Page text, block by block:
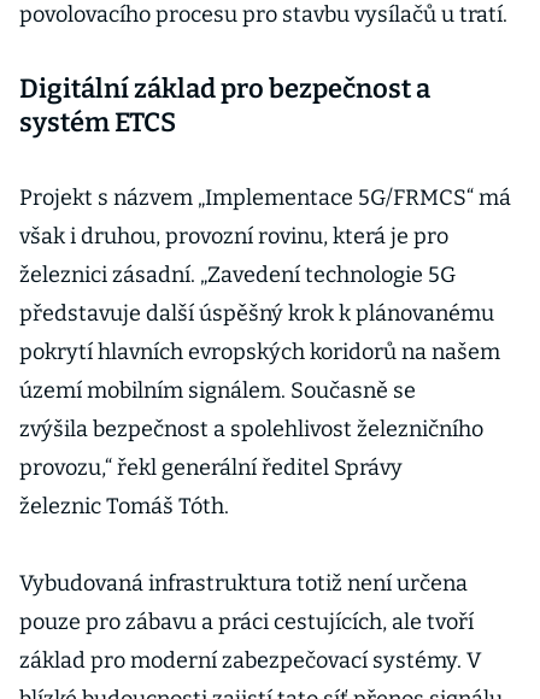
povolovacího procesu pro stavbu vysílačů u tratí.
Digitální základ pro bezpečnost a
systém ETCS
Projekt s názvem „Implementace 5G/FRMCS“ má
však i druhou, provozní rovinu, která je pro
železnici zásadní. „Zavedení technologie 5G
představuje další úspěšný krok k plánovanému
pokrytí hlavních evropských koridorů na našem
území mobilním signálem. Současně se
zvýšila bezpečnost a spolehlivost železničního
provozu,“ řekl generální ředitel Správy
železnic Tomáš Tóth.
Vybudovaná infrastruktura totiž není určena
pouze pro zábavu a práci cestujících, ale tvoří
základ pro moderní zabezpečovací systémy. V